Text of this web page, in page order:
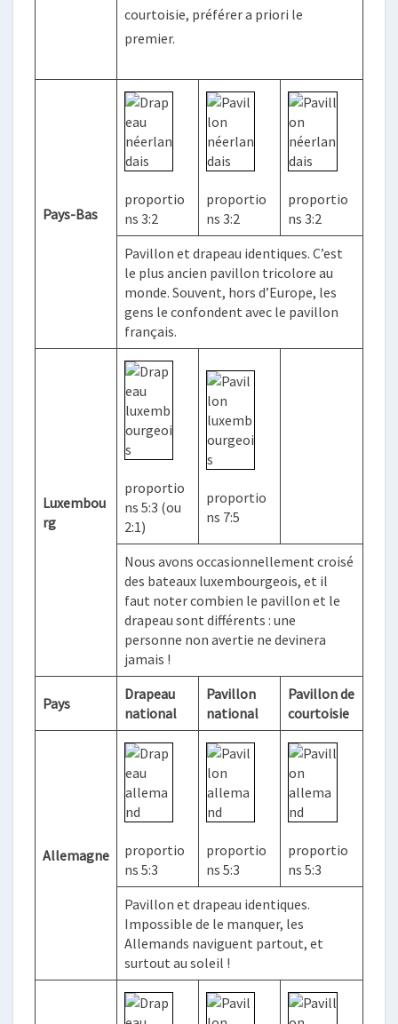
courtoisie, préférer a priori le
premier.
Pays-Bas
proportio
ns 3:2
proportio
ns 3:2
proportio
ns 3:2
Pavillon et drapeau identiques. C’est
le plus ancien pavillon tricolore au
monde. Souvent, hors d’Europe, les
gens le confondent avec le pavillon
français.
Luxembou
rg
proportio
ns 5:3 (ou
2:1)
proportio
ns 7:5
Nous avons occasionnellement croisé
des bateaux luxembourgeois, et il
faut noter combien le pavillon et le
drapeau sont différents : une
personne non avertie ne devinera
jamais !
Pays
Drapeau
national
Pavillon
national
Pavillon de
courtoisie
Allemagne
proportio
ns 5:3
proportio
ns 5:3
proportio
ns 5:3
Pavillon et drapeau identiques.
Impossible de le manquer, les
Allemands naviguent partout, et
surtout au soleil !